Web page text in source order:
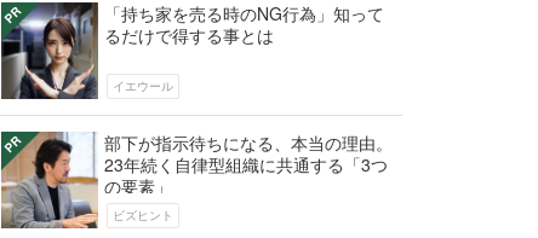
「持ち家を売る時のNG行為」知って
るだけで得する事とは
イエウール
部下が指示待ちになる、本当の理由。
23年続く自律型組織に共通する「3つ
の要素」
ビズヒント